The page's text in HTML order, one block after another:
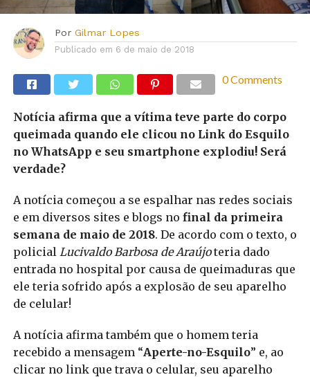
Por Gilmar Lopes
Publicado em 6 de maio de 2018
0 Comments
Notícia afirma que a vítima teve parte do corpo
queimada quando ele clicou no Link do Esquilo
no WhatsApp e seu smartphone explodiu! Será
verdade?
A notícia começou a se espalhar nas redes sociais
e em diversos sites e blogs no final da primeira
semana de maio de 2018. De acordo com o texto, o
policial Lucivaldo Barbosa de Araújoteria dado
entrada no hospital por causa de queimaduras que
ele teria sofrido após a explosão de seu aparelho
de celular!
A notícia afirma também que o homem teria
recebido a mensagem “Aperte-no-Esquilo” e, ao
clicar no link que trava o celular, seu aparelho